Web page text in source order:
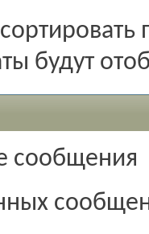
будут
сообщения